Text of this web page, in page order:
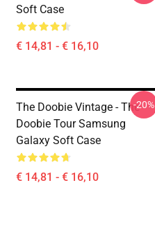
Soft Case
€ 14,81 - € 16,10
The Doobie Vintage - The
Doobie Tour Samsung
Galaxy Soft Case
€ 14,81 - € 16,10
-20%